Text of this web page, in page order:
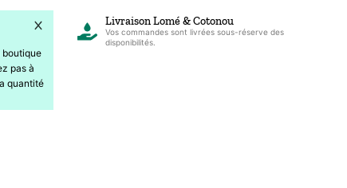
boutique
pas à
quantité
Livraison Lomé & Cotonou
Vos commandes sont livrées sous-réserve des
disponibilités.